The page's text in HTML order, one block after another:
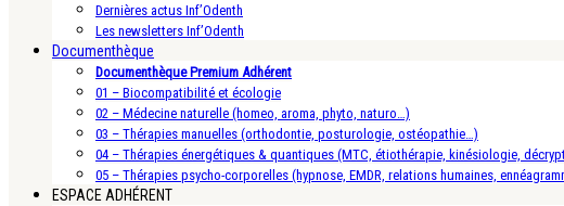
Dernières actus Inf’Odenth
Les newsletters Inf’Odenth
Documenthèque
Documenthèque Premium Adhérent
01 – Biocompatibilité et écologie
02 – Médecine naturelle (homeo, aroma, phyto, naturo…)
03 – Thérapies manuelles (orthodontie, posturologie, ostéopathie…)
04 – Thérapies énergétiques & quantiques (MTC, étiothérapie, kinésiologie,
05 – Thérapies psycho-corporelles (hypnose, EMDR, relations humaines,
ESPACE ADHÉRENT